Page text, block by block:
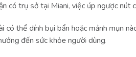
có trụ sở tại Miani, việc úp ngược nút
có thể dính bụi bẩn hoặc mảnh mụn
đến sức khỏe người dùng.